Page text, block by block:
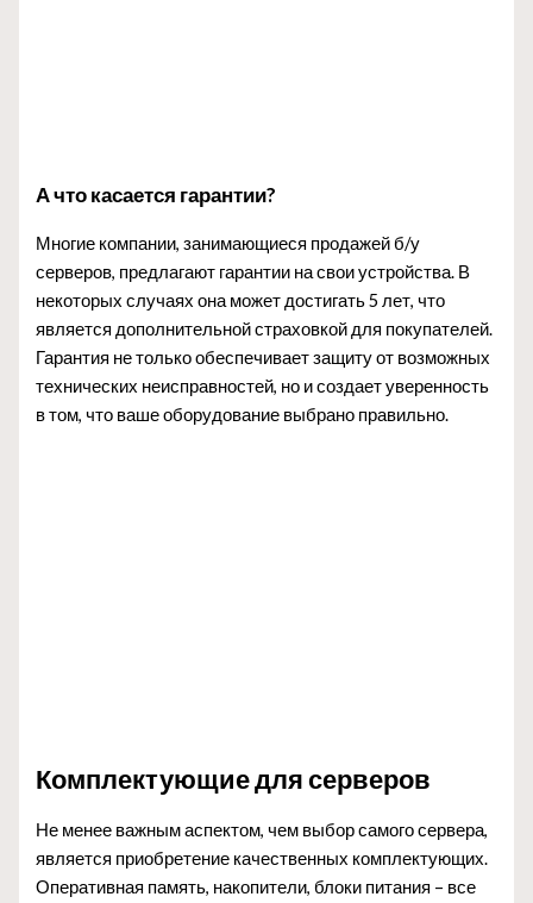
А что касается гарантии?
Многие компании, занимающиеся продажей б/у
серверов, предлагают гарантии на свои устройства. В
некоторых случаях она может достигать 5 лет, что
является дополнительной страховкой для покупателей.
Гарантия не только обеспечивает защиту от возможных
технических неисправностей, но и создает уверенность
в том, что ваше оборудование выбрано правильно.
Комплектующие для серверов
Не менее важным аспектом, чем выбор самого сервера,
является приобретение качественных комплектующих.
Оперативная память, накопители, блоки питания – все